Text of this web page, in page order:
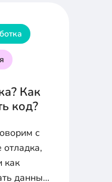
Как
код?
с
отладка,
как
данный